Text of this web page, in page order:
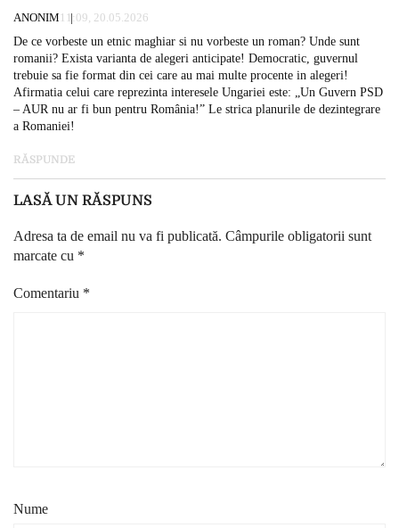
ANONIM 11:09, 20.05.2026
De ce vorbeste un etnic maghiar si nu vorbeste un roman? Unde sunt
romanii? Exista varianta de alegeri anticipate! Democratic, guvernul
trebuie sa fie format din cei care au mai multe procente in alegeri!
Afirmatia celui care reprezinta interesele Ungariei este: „Un Guvern PSD
– AUR nu ar fi bun pentru România!” Le strica planurile de dezintegrare
a Romaniei!
RĂSPUNDE
LASĂ UN RĂSPUNS
Adresa ta de email nu va fi publicată. Câmpurile obligatorii sunt
marcate cu *
Comentariu *
Nume